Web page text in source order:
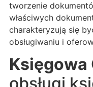
tworzenie
właściwych
charakteryzują się
obsługiwaniu i
Księgowa